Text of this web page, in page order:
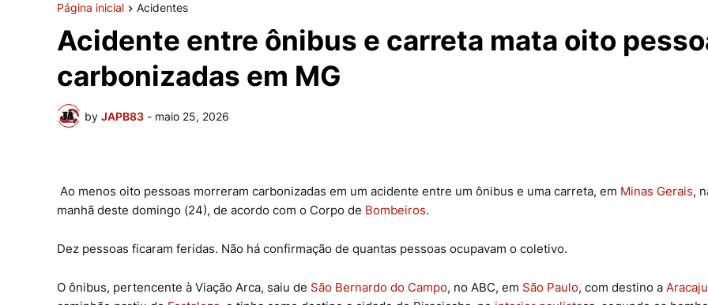
Página inicial Acidentes
Acidente entre ônibus e carreta mata oito
carbonizadas em MG
by JAPB83 - maio 25, 2026
Ao menos oito pessoas morreram carbonizadas em um acidente entre um ônibus e uma carreta, em Minas Gerais,
manhã deste domingo (24), de acordo com o Corpo de Bombeiros.
Dez pessoas ficaram feridas. Não há confirmação de quantas pessoas ocupavam o coletivo.
O ônibus, pertencente à Viação Arca, saiu de São Bernardo do Campo, no ABC, em São Paulo, com destino a Aracaju